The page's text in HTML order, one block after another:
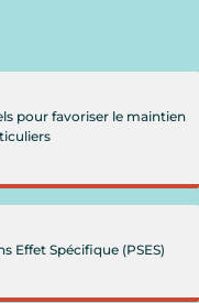
pour favoriser le maintien
Effet Spécifique (PSES)